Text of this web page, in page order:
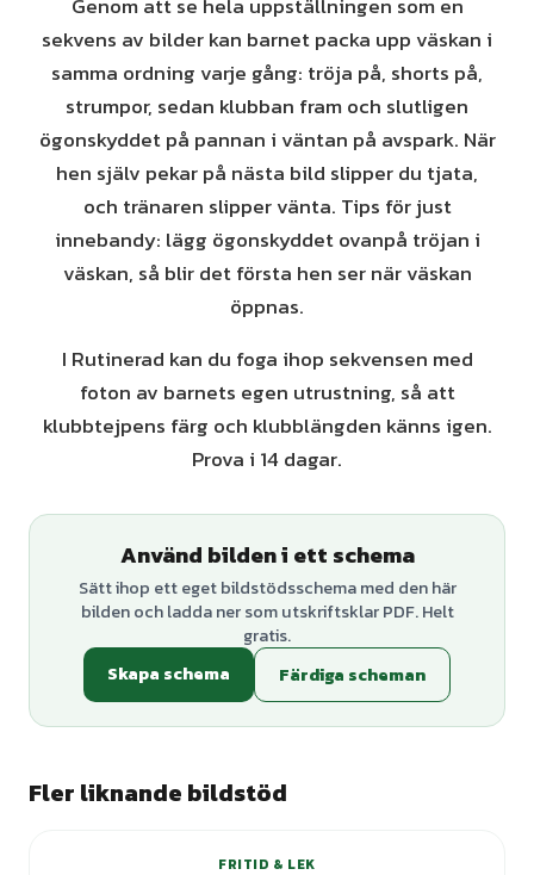
sekvens av bilder kan barnet packa upp väskan i
samma ordning varje gång: tröja på, shorts på,
strumpor, sedan klubban fram och slutligen
ögonskyddet på pannan i väntan på avspark. När
hen själv pekar på nästa bild slipper du tjata,
och tränaren slipper vänta. Tips för just
innebandy: lägg ögonskyddet ovanpå tröjan i
väskan, så blir det första hen ser när väskan
öppnas.
I Rutinerad kan du foga ihop sekvensen med
foton av barnets egen utrustning, så att
klubbtejpens färg och klubblängden känns igen.
Prova i 14 dagar.
Använd bilden i ett schema
Sätt ihop ett eget bildstödsschema med den här
bilden och ladda ner som utskriftsklar PDF. Helt
gratis.
Skapa schema
Färdiga scheman
Fler liknande bildstöd
FRITID & LEK